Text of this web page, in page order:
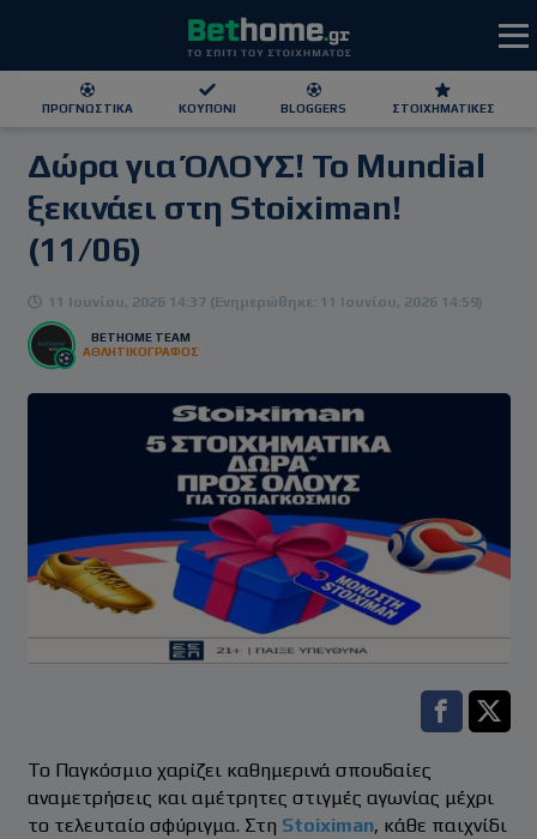
ΠΡΟΓΝΩΣΤΙΚΆ ΚΟΥΠΌΝΙ BLOGGERS ΣΤΟΙΧΗΜΑΤΙΚΕΣ
ΕΕΕΠ | 21+ | ΠΑΙΞΕ ΥΠΕΥΘΥΝΑ
Δώρα για ΌΛΟΥΣ! Το Mundial
ξεκινάει στη Stoiximan!
(11/06)
11 Ιουνίου, 2026 14:37 (Ενημερώθηκε: 11 Ιουνίου, 2026 14:59)
BETHOME TEAM
ΑΘΛΗΤΙΚΟΓΡΑΦΟΣ
Facebook
Το Παγκόσμιο χαρίζει καθημερινά σπουδαίες
αναμετρήσεις και αμέτρητες στιγμές αγωνίας μέχρι
το τελευταίο σφύριγμα. Στη Stoiximan, κάθε παιχνίδι